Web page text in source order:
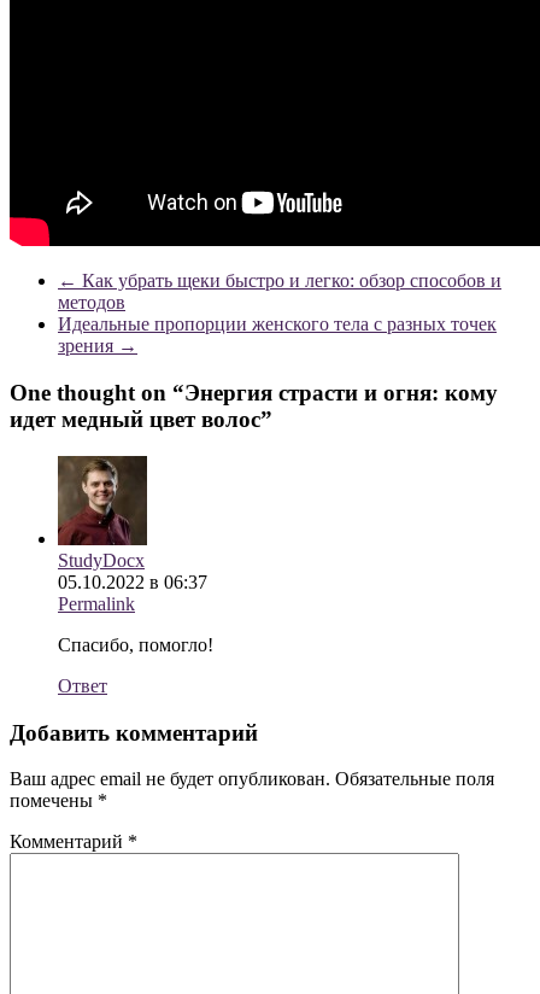
← Как убрать щеки быстро и легко: обзор способов и
методов
Идеальные пропорции женского тела с разных точек
зрения →
One thought on “Энергия страсти и огня: кому
идет медный цвет волос”
StudyDocx
05.10.2022 в 06:37
Permalink
Спасибо, помогло!
Ответ
Добавить комментарий
Ваш адрес email не будет опубликован. Обязательные поля
помечены *
Комментарий *